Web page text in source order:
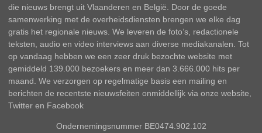
die nieuws brengt uit Vlaanderen en België. Door de goede
samenwerking met de overheidsdiensten brengen we elke dag
gratis het regionale nieuws. We leveren de foto’s, redactionele
teksten, audio en video interviews aan diverse mediakanalen. Tot
op vandaag hebben we een zeer druk bezochte website met
gemiddeld 139.000 bezoekers en meer dan 3.666.000 hits per
maand. We verzorgen op regelmatige basis een mailing en
berichten de recentste nieuwsfeiten onmiddellijk via onze website,
Twitter en Facebook
Ondernemingsnummer BE0474.902.102